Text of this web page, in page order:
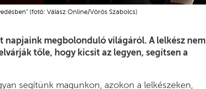
(fotó: Válasz Online/Vörös Szabolcs)
megbolonduló világáról. A lelkész nem
tőle, hogy kicsit az legyen, segítsen a
segítünk magunkon, azokon a lelkészeken,